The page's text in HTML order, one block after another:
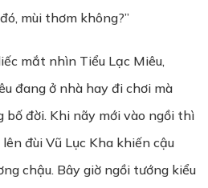
mùi thơm không?”
mắt nhìn Tiểu Lạc Miêu,
đang ở nhà hay đi chơi mà
bố đời. Khi nãy mới vào ngồi thì
đùi Vũ Lục Kha khiến cậu
chậu. Bây giờ ngồi tướng kiểu